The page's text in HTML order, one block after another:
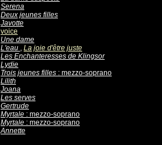
Serena
Deux jeunes filles
Javotte
voice
Une dame
L'eau , La joie d'être juste
Les Enchanteresses de Klingsor
Lydie
Trois jeunes filles : mezzo-soprano
Lilith
Joana
Les serves
Gertrude
Myrtale : mezzo-soprano
Myrtale : mezzo-soprano
Annette